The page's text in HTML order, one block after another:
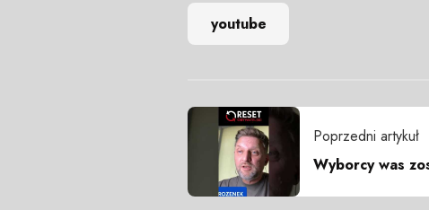
youtube
Poprzedni artykuł
Wyborcy was